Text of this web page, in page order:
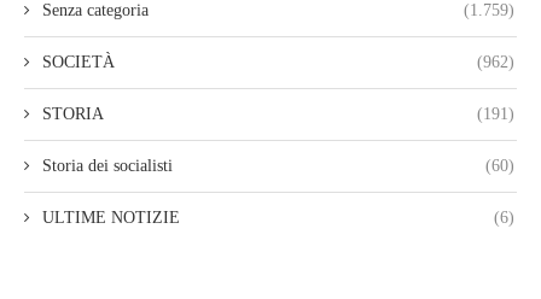
Senza categoria (1.759)
SOCIETÀ (962)
STORIA (191)
Storia dei socialisti (60)
ULTIME NOTIZIE (6)